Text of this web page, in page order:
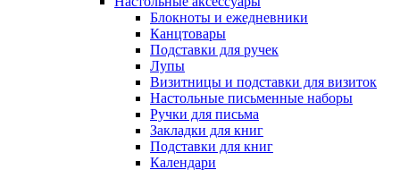
Блокноты и ежедневники
Канцтовары
Подставки для ручек
Лупы
Визитницы и подставки для визиток
Настольные письменные наборы
Ручки для письма
Закладки для книг
Подставки для книг
Календари